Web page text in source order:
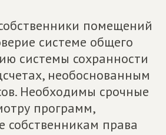
помещений
системе общего
системы сохранности
необоснованным
Необходимы срочные
программ,
собственникам права